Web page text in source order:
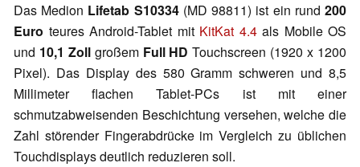
Das Medion Lifetab S10334(MD 98811) ist ein rund200
Euro teures Android-Tablet mit KitKat 4.4als Mobile OS
und 10,1 Zollgroßem Full HD Touchscreen (1920 x 1200
Pixel). Das Display des 580 Gramm schweren und 8,5
Millimeter flachen Tablet-PCs ist mit einer
schmutzabweisenden Beschichtung versehen, welche die
Zahl störender Fingerabdrücke im Vergleich zu üblichen
Touchdisplays deutlich reduzieren soll.